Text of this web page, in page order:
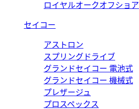
ロイヤルオークオフショア
セイコー
アストロン
スプリングドライブ
グランドセイコー 電池式
グランドセイコー 機械式
プレザージュ
プロスペックス